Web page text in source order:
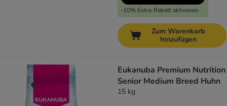
-10% Extra-Rabatt aktivieren
Zum Warenkorb
hinzufügen
Eukanuba Premium Nutrition
Senior Medium Breed Huhn
15 kg